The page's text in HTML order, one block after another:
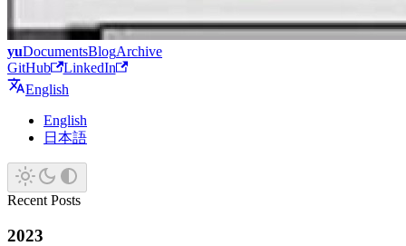
yuDocumentsBlogArchive
GitHub
LinkedIn
English
English
日本語
Recent Posts
2023